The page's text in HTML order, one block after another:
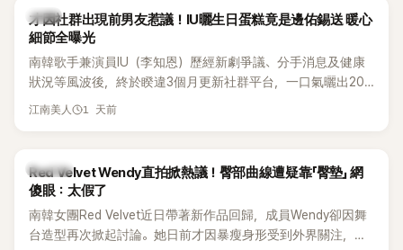
韓星
才因社群出現前男友惹議！IU曬生日蛋糕竟是邊佑錫送 暖心
細節全曝光
南韓歌手兼演員IU（李知恩）歷經新劇爭議、分手消息及健康
狀況等風波後，終於睽違3個月更新社群平台，一口氣曬出20
張近況照，讓大批粉絲又驚又喜。其中，一張生日蛋糕照意外
江南美人 1 天前
K-POP
Red Velvet Wendy直拍掀熱議！臀部曲線遭疑靠「臀墊」 網
傻眼：太假了
南韓女團Red Velvet近日帶著新作品回歸，成員Wendy卻因舞
台造型再次掀起討論。她日前才因暴瘦身形受到外界關注，又